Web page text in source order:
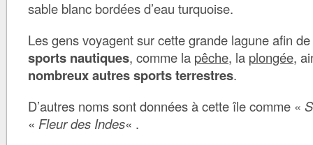
sable blanc bordées d’eau turquoise.
Les gens voyagent sur cette grande lagune afin de
sports nautiques, comme la pêche, la plongée,
nombreux autres sports terrestres.
D’autres noms sont données à cette île comme «
« Fleur des Indes« .